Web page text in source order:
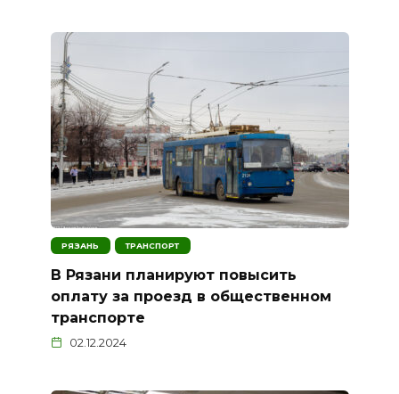
РЯЗАНЬ ТРАНСПОРТ
В Рязани планируют повысить
оплату за проезд в общественном
транспорте
02.12.2024